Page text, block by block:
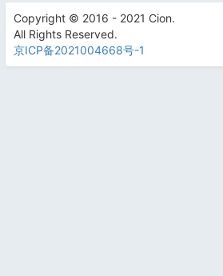
Copyright © 2016 - 2021 Cion.
All Rights Reserved.
京ICP备2021004668号-1